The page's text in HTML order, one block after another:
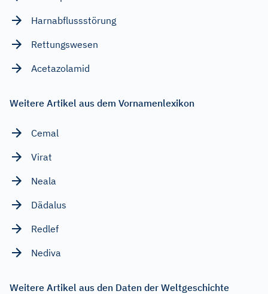
Harnabflussstörung
Rettungswesen
Acetazolamid
Weitere Artikel aus dem Vornamenlexikon
Cemal
Virat
Neala
Dädalus
Redlef
Nediva
Weitere Artikel aus den Daten der Weltgeschichte